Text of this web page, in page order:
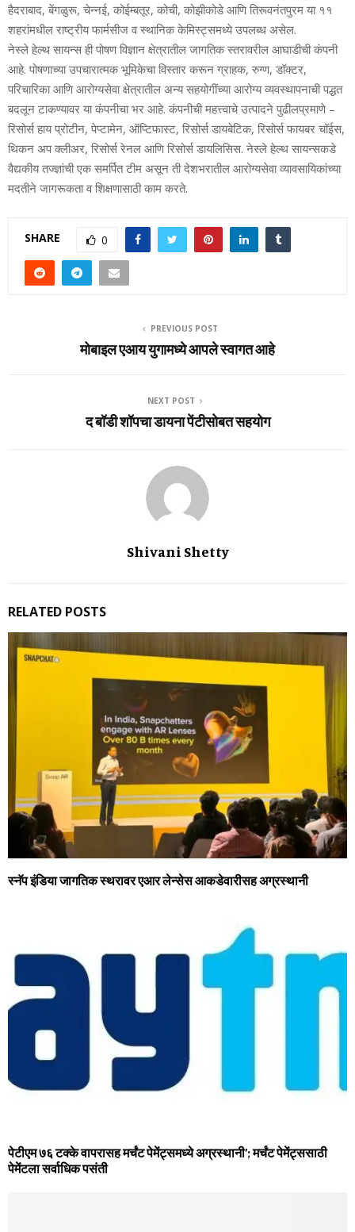
हैदराबाद, बेंगळुरू, चेन्‍नई, कोईम्‍बतूर, कोची, कोझीकोडे आणि तिरूवनंतपुरम या ११
शहरांमधील राष्‍ट्रीय फार्मसीज व स्‍थानिक केमिस्‍ट्समध्‍ये उपलब्‍ध असेल.
नेस्ले हेल्थ सायन्स ही पोषण विज्ञान क्षेत्रातील जागतिक स्तरावरील आघाडीची कंपनी
आहे. पोषणाच्या उपचारात्मक भूमिकेचा विस्तार करून ग्राहक, रुग्ण, डॉक्टर,
परिचारिका आणि आरोग्यसेवा क्षेत्रातील अन्य सहयोगींच्या आरोग्य व्यवस्थापनाची पद्धत
बदलून टाकण्यावर या कंपनीचा भर आहे. कंपनीची महत्त्वाचे उत्पादने पुढीलप्रमाणे –
रिसोर्स हाय प्रोटीन, पेप्टामेन, ऑप्टिफास्ट, रिसोर्स डायबेटिक, रिसोर्स फायबर चॉईस,
थिकन अप क्लीअर, रिसोर्स रेनल आणि रिसोर्स डायलिसिस. नेस्ले हेल्थ सायन्सकडे
वैद्यकीय तज्ज्ञांची एक समर्पित टीम असून ती देशभरातील आरोग्यसेवा व्यावसायिकांच्या
मदतीने जागरूकता व शिक्षणासाठी काम करते.
SHARE 0
PREVIOUS POST
मोबाइल एआय युगामध्‍ये आपले स्‍वागत आहे
NEXT POST
द बॉडी शॉपचा डायना पेंटीसोबत सहयोग
Shivani Shetty
RELATED POSTS
स्नॅप इंडिया जागतिक स्थरावर एआर लेन्सेस आकडेवारीसह अग्रस्थानी
पेटीएम ७६ टक्‍के वापरासह मर्चंट पेमेंट्समध्‍ये अग्रस्‍थानी’; मर्चंट पेमेंट्ससाठी
पेमेंटला सर्वाधिक पसंती